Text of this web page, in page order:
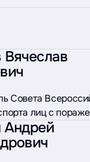
Совета
лиц с
Андрей